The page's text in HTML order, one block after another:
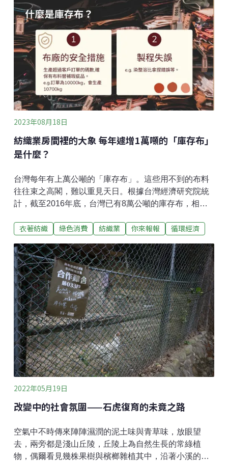
系學會舉辦「角落生物的居住正義」展覽，邀請大眾關
心都市野生動物議題。展覽呈現野生動物進入都市環境
並適應的過程，野生動物可能因都市擴張、食物資源、
市區綠地、環境溫暖等因素，選擇都市成為新住所。但
野生動物要在都市生存其實並不容易，從小接觸自然生
態觀察的台大森林系學會長李欣岳舉例，像草花蛇、黑
眉錦蛇還有赤背松柏根這些校園常見蛇類，也是都市野
生動物，且不具毒性。但民眾只要一看到蛇，就打電話
請駐警隊把蛇抓走。李欣岳無奈表示，駐警隊不是抓蛇
2023年08月18日
紡織業房間裡的大象 每年遽增1萬噸的「庫存布」
是什麼？
台灣每年有上萬公噸的「庫存布」。這些用不到的布料
往往束之高閣，難以重見天日。根據台灣經濟研究院統
計，截至2016年底，台灣已有8萬公噸的庫存布，相當
1萬公噸的速度激增，如果沒有良好的解決辦法，庫存布
通常會生產超過客戶訂單的碼數，確保有布料替補瑕疵
品，而訂單越大，庫存布產生越多。例如，訂單為1萬公
斤，會生產1萬700公斤。交貨時，客戶會退回不符合需
求的布料，如果布廠因此需重新啟動機器、調染劑等
等，將會增加成本，也不能保證製出的布料與原先那一
批完全相同。最後沒有成功交貨出去的布料，便成為庫
存布。此外，布廠在研發新布種時，為確保生產穩定
性，一次會打樣很多種試樣布，而不符合研發需求的布
料，便成為庫存布。製程失誤製程失誤是另一個導致庫
存布的管道，可能有以下三種情況。1. 染整製程中顏料
比例造成染出來顏色
衣著紡織 綠色消費 紡織業 你來報報 循環經濟
2022年05月19日
改變中的社會氛圍——石虎復育的未竟之路
空氣中不時傳來陣陣濕潤的泥土味與青草味，放眼望
去，兩旁都是淺山丘陵，丘陵上為自然生長的常綠植
物，偶爾看見幾株果樹與檳榔雜植其中，沿著小溪的右